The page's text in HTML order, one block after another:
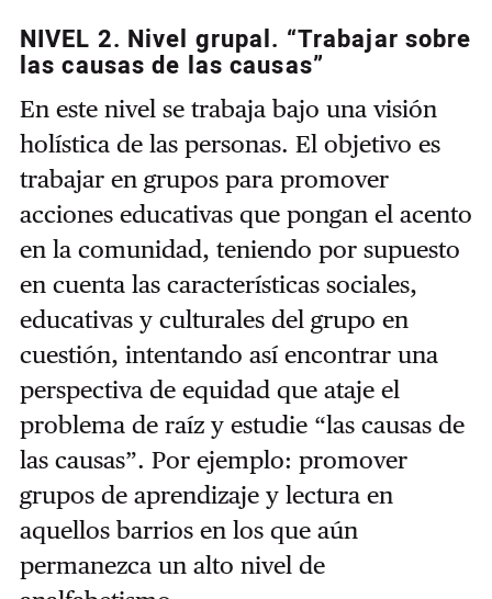
NIVEL 2. Nivel grupal. “Trabajar sobre
las causas de las causas”
En este nivel se trabaja bajo una visión
holística de las personas. El objetivo es
trabajar en grupos para promover
acciones educativas que pongan el acento
en la comunidad, teniendo por supuesto
en cuenta las características sociales,
educativas y culturales del grupo en
cuestión, intentando así encontrar una
perspectiva de equidad que ataje el
problema de raíz y estudie “las causas de
las causas”. Por ejemplo: promover
grupos de aprendizaje y lectura en
aquellos barrios en los que aún
permanezca un alto nivel de